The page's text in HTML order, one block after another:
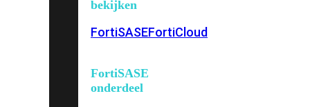
bekijken
FortiSASEFortiCloud
FortiSASE
onderdeel